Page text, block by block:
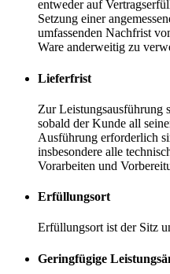
entweder auf
Setzung einer
umfassenden Nachfrist
Ware anderweitig zu
Lieferfrist
Zur Leistungsausführung
sobald der Kunde all
Ausführung erforderlich
insbesondere alle
Vorarbeiten und
Erfüllungsort
Erfüllungsort ist der Sitz
Geringfügige